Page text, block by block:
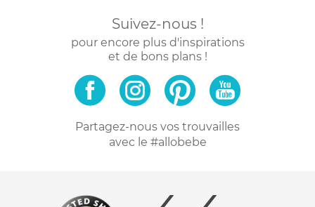
Suivez-nous !
pour encore plus d'inspirations
et de bons plans !
Partagez-nous vos trouvailles
avec le #allobebe